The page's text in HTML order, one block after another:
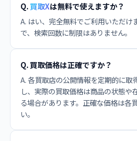
Q.買取Xは無料で使えますか？
A. はい、完全無料でご利用いただけ
で、検索回数に制限はありません。
Q. 買取価格は正確ですか？
A. 各買取店の公開情報を定期的に取
し、実際の買取価格は商品の状態や
る場合があります。正確な価格は各
い。